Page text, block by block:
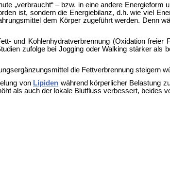
„verbraucht“ – bzw. in eine andere
ist, sondern die Energiebilanz, d.h. wie viel
dem Körper zugeführt werden. Denn
und Kohlenhydratverbrennung (Oxidation
zufolge bei Jogging oderWalking stärker als
die Fettverbrennung steigern
von Lipiden während körperlicher Belastung
als auch der lokale Blutfluss verbessert, beides